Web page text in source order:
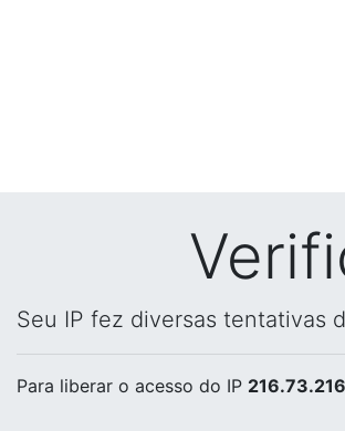
Seu IP fez diversas tentativas
Para liberar o acesso do IP